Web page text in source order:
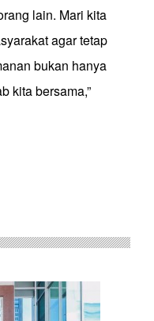
lain. Mari kita
agar tetap
bukan hanya
kita bersama,”